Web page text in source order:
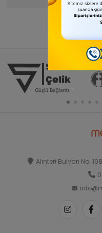
Alınteri Bulvarı No: